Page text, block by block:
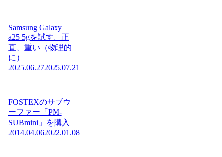
Samsung Galaxy
a25 5gを試す。正
直、重い（物理的
に）
2025.06.272025.07.21
FOSTEXのサブウ
ーファー「PM-
SUBmini」を購入
2014.04.062022.01.08